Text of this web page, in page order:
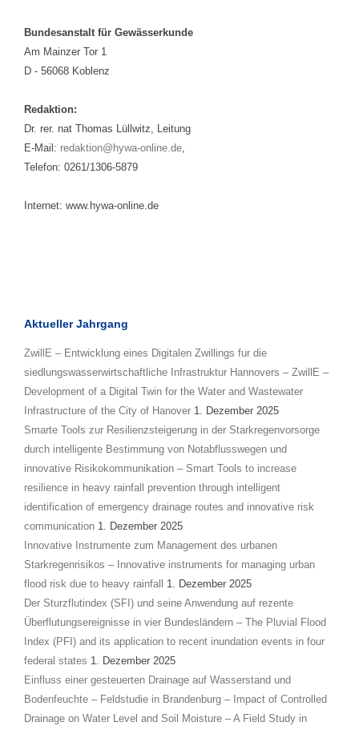
Bundesanstalt für Gewässerkunde
Am Mainzer Tor 1
D - 56068 Koblenz
Redaktion:
Dr. rer. nat Thomas Lüllwitz, Leitung
E-Mail: redaktion@hywa-online.de
Telefon: 0261/1306-5879
Internet: www.hywa-online.de
Aktueller Jahrgang
ZwillE – Entwicklung eines Digitalen Zwillings fur die
siedlungswasserwirtschaftliche Infrastruktur Hannovers – ZwillE –
Development of a Digital Twin for the Water and Wastewater
Infrastructure of the City of Hanover 1. Dezember 2025
Smarte Tools zur Resilienzsteigerung in der Starkregenvorsorge
durch intelligente Bestimmung von Notabflusswegen und
innovative Risikokommunikation – Smart Tools to increase
resilience in heavy rainfall prevention through intelligent
identification of emergency drainage routes and innovative risk
communication 1. Dezember 2025
Innovative Instrumente zum Management des urbanen
Starkregenrisikos – Innovative instruments for managing urban
flood risk due to heavy rainfall
1. Dezember 2025
Der Sturzflutindex (SFI) und seine Anwendung auf rezente
Überflutungsereignisse in vier Bundesländern – The Pluvial Flood
Index (PFI) and its application to recent inundation events in four
federal states 1. Dezember 2025
Einfluss einer gesteuerten Drainage auf Wasserstand und
Bodenfeuchte – Feldstudie in Brandenburg – Impact of Controlled
Drainage on Water Level and Soil Moisture – A Field Study in